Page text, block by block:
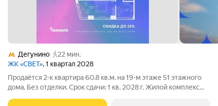
Дегунино
22 мин.
ЖК «СВЕТ», 1 квартал 2028
Продаётся 2-к квартира 60.8 кв.м. на 19-м этаже 51 этажного
дома. Без отделки. Срок сдачи: 1 кв. 2028 г. Жилой комплекс